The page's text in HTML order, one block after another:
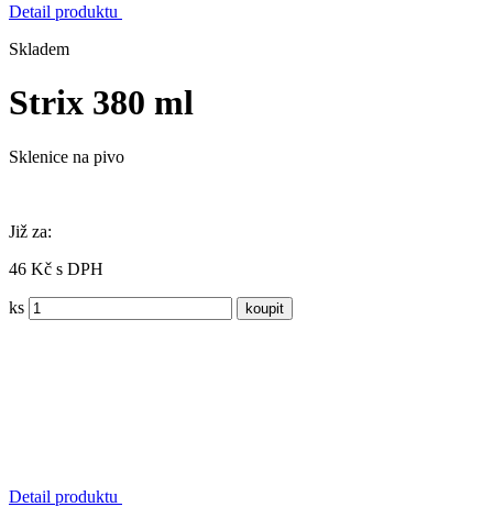
Detail produktu
Skladem
Strix 380 ml
Sklenice na pivo
Již za:
46 Kč s DPH
ks
Detail produktu